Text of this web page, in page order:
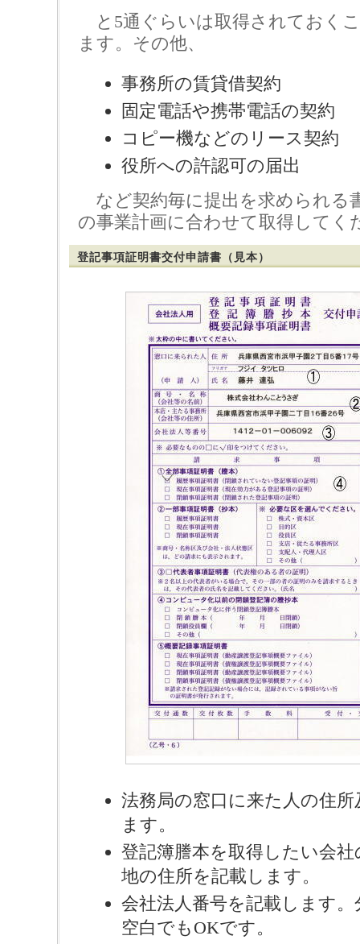
と5通ぐらいは取得されておく
ます。その他、
事務所の賃貸借契約
固定電話や携帯電話の契約
コピー機などのリース契約
役所への許認可の届出
など契約毎に提出を求められる
の事業計画に合わせて取得してく
登記事項証明書交付申請書（見本）
法務局の窓口に来た人の住
ます。
登記簿謄本を取得したい会
地の住所を記載します。
会社法人番号を記載します
空白でもOKです。